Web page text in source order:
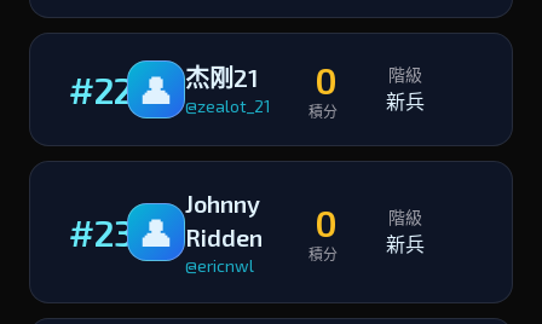
#22 👤 杰刚21
@zealot_21
0
積分
階級
新兵
#23 👤
Johnny
Ridden
@ericnwl
0
積分
階級
新兵